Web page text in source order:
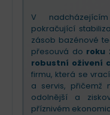
V
pokračující
zásob bazénové
přesouvá do roku
robustní oživení
firmu, která se
a servis, přičemž
odolnější a
příznivém